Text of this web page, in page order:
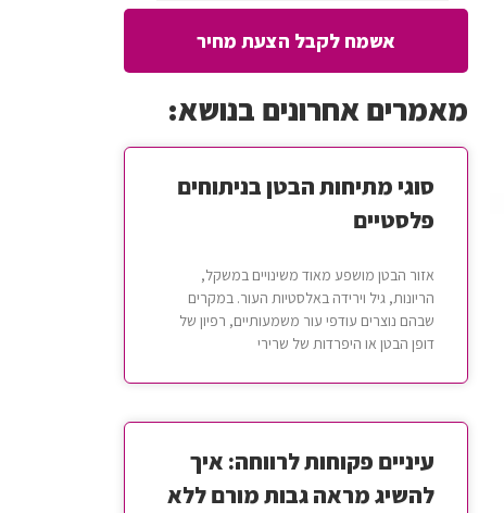
אשמח לקבל הצעת מחיר
מאמרים אחרונים בנושא:
סוגי מתיחות הבטן בניתוחים
פלסטיים
אזור הבטן מושפע מאוד משינויים במשקל,
הריונות, גיל וירידה באלסטיות העור. במקרים
שבהם נוצרים עודפי עור משמעותיים, רפיון של
דופן הבטן או היפרדות של שרירי
עיניים פקוחות לרווחה: איך
להשיג מראה גבות מורם ללא